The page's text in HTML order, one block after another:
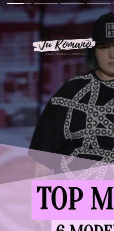
TOP
TOP